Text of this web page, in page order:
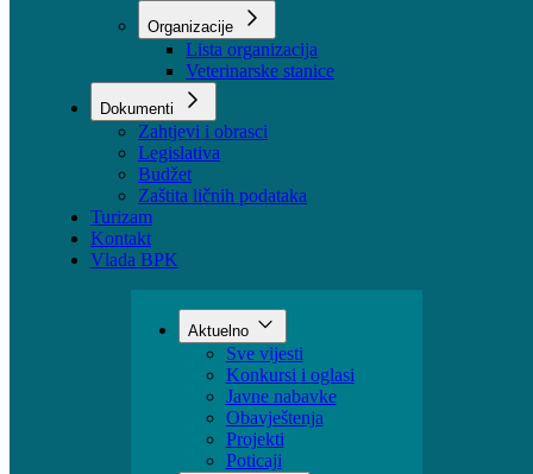
Sektori
Udruženja
Organizacije
Lista organizacija
Veterinarske stanice
Dokumenti
Zahtjevi i obrasci
Legislativa
Budžet
Zaštita ličnih podataka
Vlada BPK
Aktuelno
Sve vijesti
Konkursi i oglasi
Javne nabavke